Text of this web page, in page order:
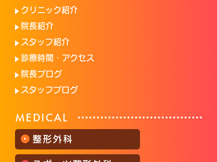
クリニック紹介
院長紹介
スタッフ紹介
診療時間・アクセス
院長ブログ
スタッフブログ
MEDICAL
整形外科